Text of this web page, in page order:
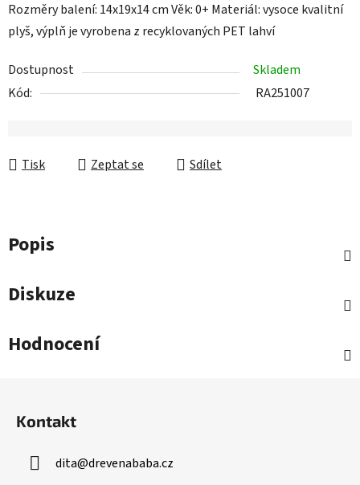
Rozměry balení: 14x19x14 cm Věk: 0+ Materiál: vysoce kvalitní
plyš, výplň je vyrobena z recyklovaných PET lahví
Dostupnost
Skladem
Kód:
RA251007
Tisk Zeptat se Sdílet
Popis
Diskuze
Hodnocení
Kontakt
dita@drevenababa.cz